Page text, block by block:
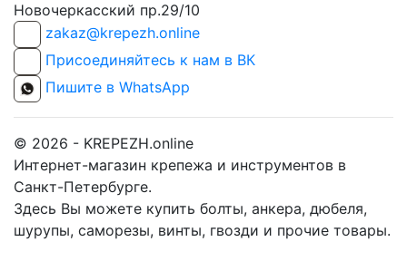
Новочеркасский пр.29/10
zakaz@krepezh.online
Присоединяйтесь к нам в ВК
Пишите в WhatsApp
© 2026 - KREPEZH.online
Интернет-магазин крепежа и инструментов в
Санкт-Петербурге.
Здесь Вы можете купить болты, анкера, дюбеля,
шурупы, саморезы, винты, гвозди и прочие товары.